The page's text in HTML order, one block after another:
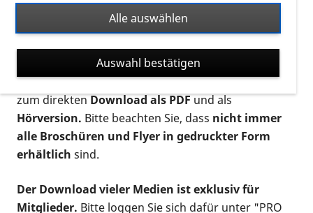
Ort. Nutzen Sie den Formatfilter, um ausschließlich
nach Flyern und Broschüren, Audios oder Videos zu
suchen. Die meisten Flyer und Broschüren werden in
verschiedenen Formaten angeboten: zur
postalischen Bestellung als gedruckte Variante
zum direktenDownload als PDFund als
Hörversion. Bitte beachten Sie, dass nicht immer
alle Broschüren und Flyer in gedruckter Form
erhältlich sind.
Der Download vieler Medien ist exklusiv für
Mitglieder. Bitte loggen Sie sich dafür unter "PRO
Alle auswählen
Auswahl bestätigen